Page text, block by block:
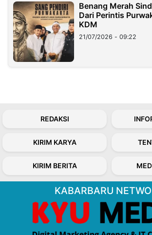
Benang Merah
Dari Perintis
KDM
21/07/2026 - 09:22
REDAKSI
KIRIM KARYA
KIRIM BERITA
KABARBARU